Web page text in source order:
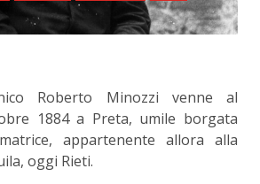
Roberto Minozzi venne al
1884 a Preta, umile borgata
appartenente allora alla
oggi Rieti.